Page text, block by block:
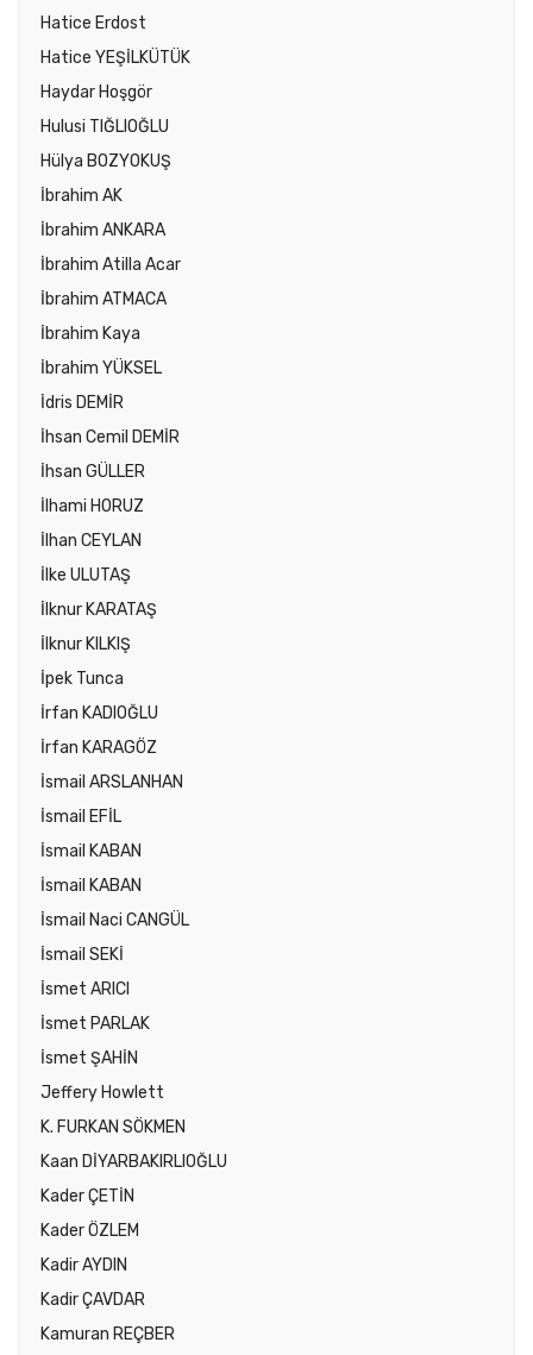
Hatice Erdost
Hatice YEŞİLKÜTÜK
Haydar Hoşgör
Hulusi TIĞLIOĞLU
Hülya BOZYOKUŞ
İbrahim AK
İbrahim ANKARA
İbrahim Atilla Acar
İbrahim ATMACA
İbrahim Kaya
İbrahim YÜKSEL
İdris DEMİR
İhsan Cemil DEMİR
İhsan GÜLLER
İlhami HORUZ
İlhan CEYLAN
İlke ULUTAŞ
İlknur KARATAŞ
İlknur KILKIŞ
İpek Tunca
İrfan KADIOĞLU
İrfan KARAGÖZ
İsmail ARSLANHAN
İsmail EFİL
İsmail KABAN
İsmail KABAN
İsmail Naci CANGÜL
İsmail SEKİ
İsmet ARICI
İsmet PARLAK
İsmet ŞAHİN
Jeffery Howlett
K. FURKAN SÖKMEN
Kaan DİYARBAKIRLIOĞLU
Kader ÇETİN
Kader ÖZLEM
Kadir AYDIN
Kadir ÇAVDAR
Kamuran REÇBER